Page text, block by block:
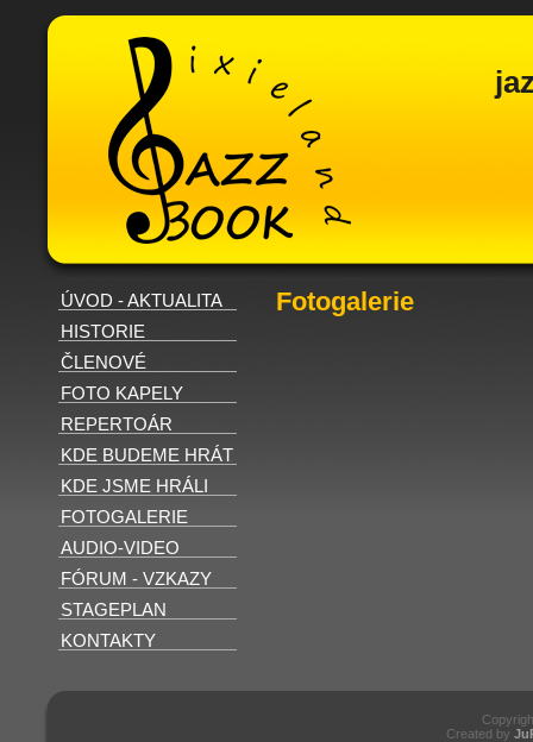
ÚVOD - AKTUALITA
HISTORIE
ČLENOVÉ
FOTO KAPELY
REPERTOÁR
KDE BUDEME HRÁT
KDE JSME HRÁLI
FOTOGALERIE
AUDIO-VIDEO
FÓRUM - VZKAZY
STAGEPLAN
KONTAKTY
Fotogalerie
Created by